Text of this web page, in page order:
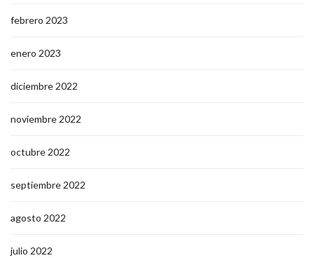
febrero 2023
enero 2023
diciembre 2022
noviembre 2022
octubre 2022
septiembre 2022
agosto 2022
julio 2022